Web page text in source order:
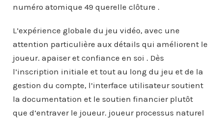
numéro atomique 49 querelle clôture .
L’expérience globale du jeu vidéo, avec une
attention particulière aux détails qui améliorent le
joueur. apaiser et confiance en soi . Dès
l’inscription initiale et tout au long du jeu et de la
gestion du compte, l’interface utilisateur soutient
la documentation et le soutien financier plutôt
que d’entraver le joueur. joueur processus naturel